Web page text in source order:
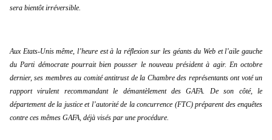
sera bientôt irréversible.
Aux Etats-Unis même, l’heure est à la réflexion sur les géants du Web et l’aile gauche
du Parti démocrate pourrait bien pousser le nouveau président à agir. En octobre
dernier, ses membres au comité antitrust de la Chambre des représentants ont voté un
rapport virulent recommandant le démantèlement des GAFA. De son côté, le
département de la justice et l’autorité de la concurrence (FTC) préparent des enquêtes
contre ces mêmes GAFA, déjà visés par une procédure.